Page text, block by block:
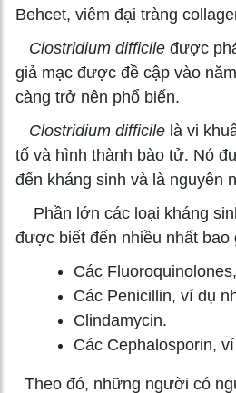
Behcet, viêm đại tràng
Clostridium difficile được
giả mạc được đề cập vào
càng trở nên phổ biến.
Clostridium difficile là vi
tố và hình thành bào tử. Nó
đến kháng sinh và là nguyên
Phần lớn các loại kháng
được biết đến nhiều nhất bao
Các
Các Penicillin, ví dụ
Clindamycin.
Các Cephalosporin,
Theo đó, những người có